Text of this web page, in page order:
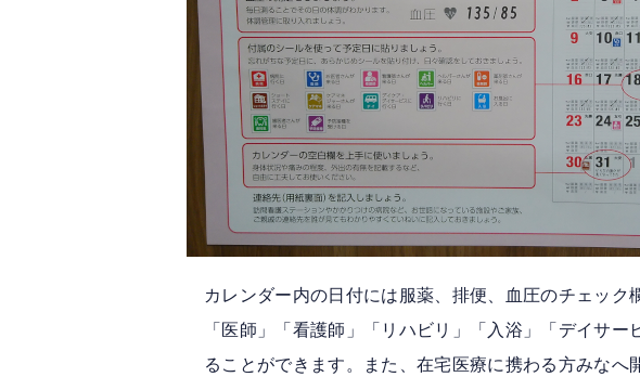
カレンダー内の日付には服薬、排便、血圧のチェック
「医師」「看護師」「リハビリ」「入浴」「デイサ
ることができます。また、在宅医療に携わる方みなへ